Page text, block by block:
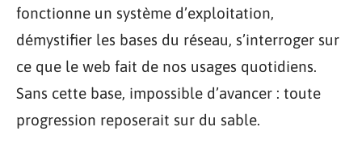
fonctionne un système d’exploitation,
démystifier les bases du réseau, s’interroger sur
ce que le web fait de nos usages quotidiens.
Sans cette base, impossible d’avancer : toute
progression reposerait sur du sable.